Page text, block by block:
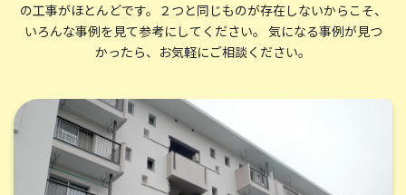
体です。慎重に読み取らないと、うまい言葉にのせられま
す。クチコミも、さくらさくら、ということもあるだろう
と疑って読みます。そのように疑心暗鬼になって、こちら
お願いしようとの気持に至り、決断をしました。結果、
失礼な表現ながら、大当たり、大正解、後悔なし、です。
他の方もコメントされていますが、塗装の技術の確か
さ、細部まで丁寧な仕事、優秀な若い職人さん、深から
の工事がほとんどです。 ２つと同じものが存在しないからこそ、
いろんな事例を見て参考にしてください。 気になる事例が見つ
かったら、お気軽にご相談ください。